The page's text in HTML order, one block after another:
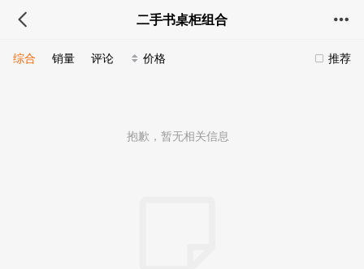
二手书桌柜组合
推荐
综合 销量 评论 价格
抱歉，暂无相关信息